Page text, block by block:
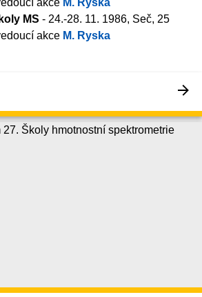
akce M. Ryska
MS - 24.-28. 11. 1986, Seč, 25
akce M. Ryska